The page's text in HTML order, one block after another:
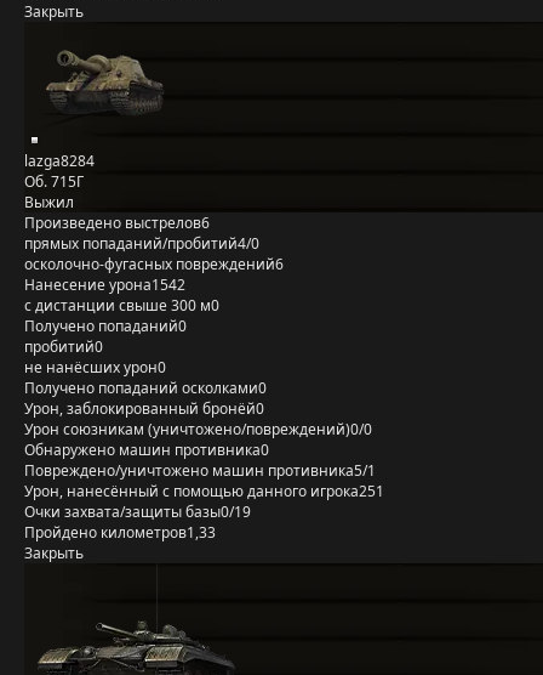
Закрыть
lazga8284
Об. 715Г
Выжил
Произведено выстрелов6
прямых попаданий/пробитий4/0
осколочно-фугасных повреждений6
Нанесение урона1542
с дистанции свыше 300 м0
Получено попаданий0
пробитий0
не нанёсших урон0
Получено попаданий осколками0
Урон, заблокированный бронёй0
Урон союзникам (уничтожено/повреждений)0/0
Обнаружено машин противника0
Повреждено/уничтожено машин противника5/1
Урон, нанесённый с помощью данного игрока251
Очки захвата/защиты базы0/19
Пройдено километров1,33
Закрыть